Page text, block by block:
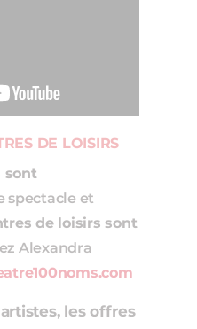
DE LOISIRS
sont
spectacle et
de loisirs sont
Alexandra
artistes, les offres